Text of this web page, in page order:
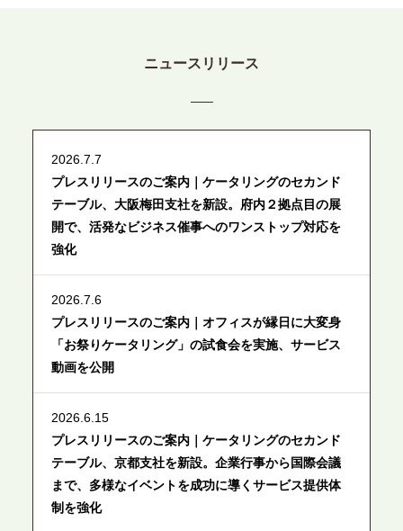
ニュースリリース
2026.7.7
プレスリリースのご案内｜ケータリングのセカンド
テーブル、大阪梅田支社を新設。府内２拠点目の展
開で、活発なビジネス催事へのワンストップ対応を
強化
2026.7.6
プレスリリースのご案内｜オフィスが縁日に大変身
「お祭りケータリング」の試食会を実施、サービス
動画を公開
2026.6.15
プレスリリースのご案内｜ケータリングのセカンド
テーブル、京都支社を新設。企業行事から国際会議
まで、多様なイベントを成功に導くサービス提供体
制を強化